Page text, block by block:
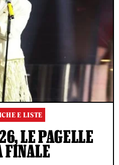
E LISTE
LE PAGELLE
FINALE